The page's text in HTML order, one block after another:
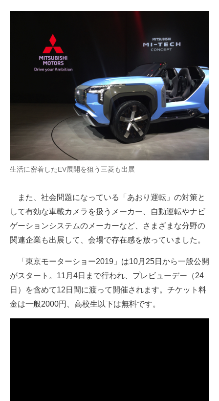
生活に密着したEV展開を狙う三菱も出展
また、社会問題になっている「あおり運転」の対策と
して有効な車載カメラを扱うメーカー、自動運転やナビ
ゲーションシステムのメーカーなど、さまざまな分野の
関連企業も出展して、会場で存在感を放っていました。
「東京モーターショー2019」は10月25日から一般公開
がスタート。11月4日まで行われ、プレビューデー（24
日）を含めて12日間に渡って開催されます。チケット料
金は一般2000円、高校生以下は無料です。